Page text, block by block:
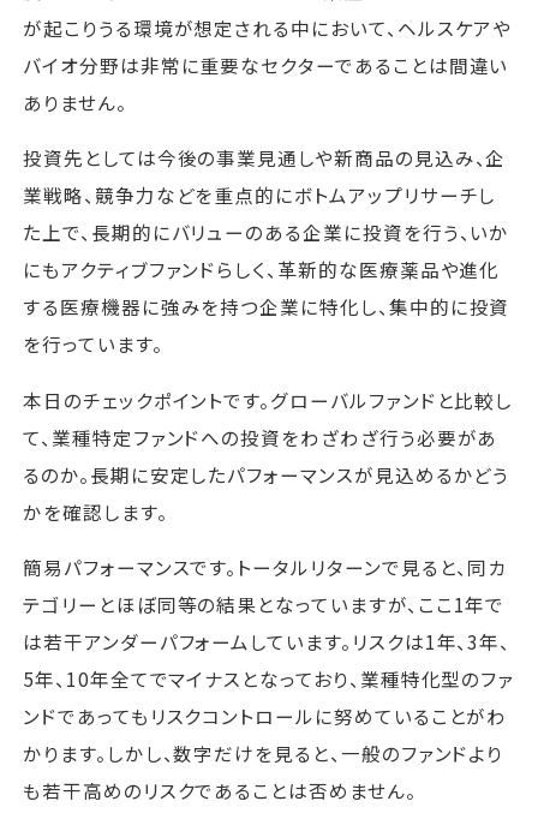
が起こりうる環境が想定される中において、ヘルスケアや
バイオ分野は非常に重要なセクターであることは間違い
ありません。
投資先としては今後の事業見通しや新商品の見込み、企
業戦略、競争力などを重点的にボトムアップリサーチし
た上で、長期的にバリューのある企業に投資を行う、いか
にもアクティブファンドらしく、革新的な医療薬品や進化
する医療機器に強みを持つ企業に特化し、集中的に投資
を行っています。
本日のチェックポイントです。グローバルファンドと比較し
て、業種特定ファンドへの投資をわざわざ行う必要があ
るのか。長期に安定したパフォーマンスが見込めるかどう
かを確認します。
簡易パフォーマンスです。トータルリターンで見ると、同カ
テゴリーとほぼ同等の結果となっていますが、ここ1年で
は若干アンダーパフォームしています。リスクは1年、3年、
5年、10年全てでマイナスとなっており、業種特化型のファ
ンドであってもリスクコントロールに努めていることがわ
かります。しかし、数字だけを見ると、一般のファンドより
も若干高めのリスクであることは否めません。